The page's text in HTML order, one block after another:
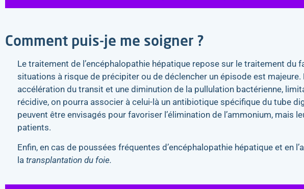
Comment puis-je me soigner ?
Le traitement de l’encéphalopathie hépatique repose sur le traitement
situations à risque de précipiter ou de déclencher un épisode est
accélération du transit et une diminution de la pullulation bactérienne,
récidive, on pourra associer à celui-là un antibiotique spécifique du tube
peuvent être envisagés pour favoriser l’élimination de l’ammonium,
patients.
Enfin, en cas de poussées fréquentes d’encéphalopathie hépatique et en
la transplantation du foie.